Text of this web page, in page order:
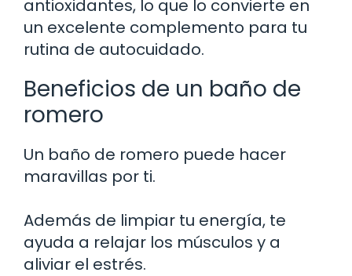
antioxidantes, lo que lo convierte en
un excelente complemento para tu
rutina de autocuidado.
Beneficios de un baño de
romero
Un baño de romero puede hacer
maravillas por ti.
Además de limpiar tu energía, te
ayuda a relajar los músculos y a
aliviar el estrés.